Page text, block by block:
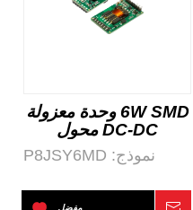
6W SMD وحدة معزولة
DC-DC محول
نموذج: P8JSY6MD
مفضل